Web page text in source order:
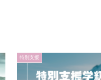
特別支援